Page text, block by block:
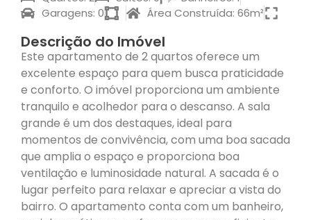
Garagens: 0
Área Construída: 66m²
Descrição do Imóvel
Este apartamento de 2 quartos oferece um
excelente espaço para quem busca praticidade
e conforto. O imóvel proporciona um ambiente
tranquilo e acolhedor para o descanso. A sala
grande é um dos destaques, ideal para
momentos de convivência, com uma boa sacada
que amplia o espaço e proporciona boa
ventilação e luminosidade natural. A sacada é o
lugar perfeito para relaxar e apreciar a vista do
bairro. O apartamento conta com um banheiro,